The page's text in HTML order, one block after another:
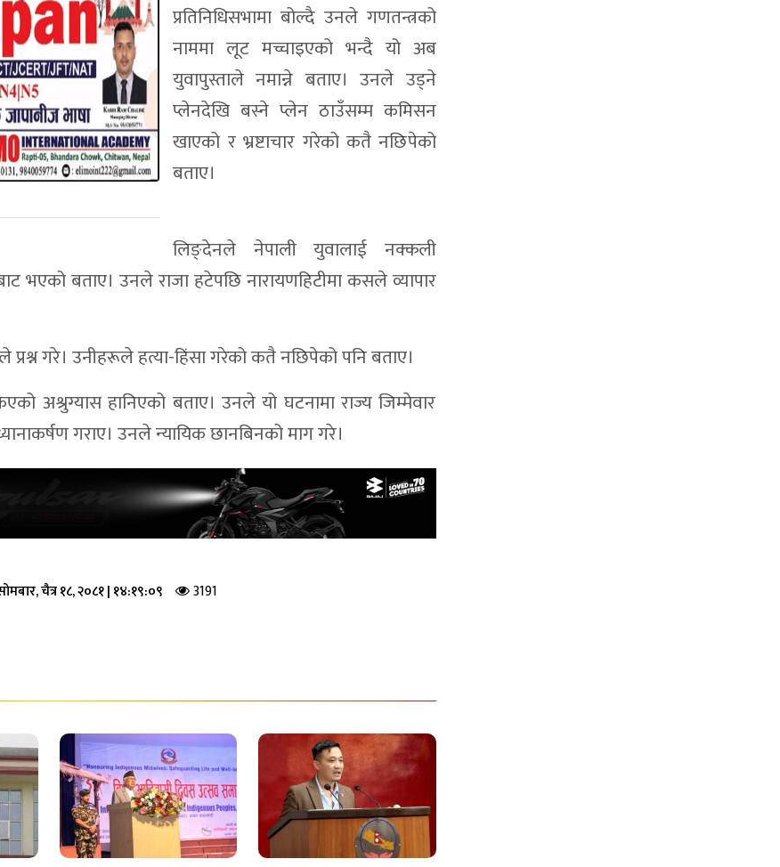
प्रतिनिधिसभामा बोल्दै उनले गणतन्त्रको
नाममा लूट मच्चाइएको भन्दै यो अब
युवापुस्ताले नमान्ने बताए। उनले उड्ने
प्लेनदेखि बस्ने प्लेन ठाउँसम्म कमिसन
खाएको र भ्रष्टाचार गरेको कतै नछिपेको
बताए।
लिङ्देनले नेपाली युवालाई नक्कली
भएको बताए। उनले राजा हटेपछि नारायणहिटीमा कसले व्यापार
गरे। उनीहरूले हत्या-हिंसा गरेको कतै नछिपेको पनि बताए।
अश्रुग्यास हानिएको बताए। उनले यो घटनामा राज्य जिम्मेवार
गराए। उनले न्यायिक छानबिनको माग गरे।
चैत्र १८, २०८१| १४:१९:०९ 3191